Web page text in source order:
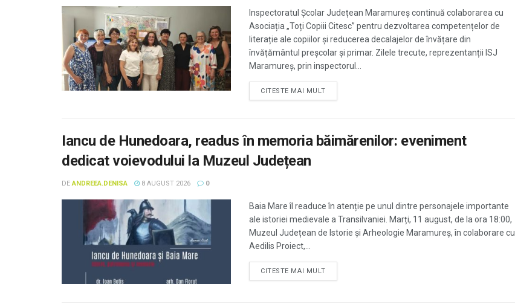
Inspectoratul Școlar Județean Maramureș continuă colaborarea cu
Asociația „Toți Copiii Citesc” pentru dezvoltarea competențelor de
literație ale copiilor și reducerea decalajelor de învățare din
învățământul preșcolar și primar. Zilele trecute, reprezentanții ISJ
Maramureș, prin inspectorul...
CITESTE MAI MULT
Iancu de Hunedoara, readus în memoria băimărenilor: eveniment
dedicat voievodului la Muzeul Județean
DE ANDREEA.DENISA 8 AUGUST 2026 0
Baia Mare îl readuce în atenție pe unul dintre personajele importante
ale istoriei medievale a Transilvaniei. Marți, 11 august, de la ora 18:00,
Muzeul Județean de Istorie și Arheologie Maramureș, în colaborare cu
Aedilis Proiect,...
CITESTE MAI MULT